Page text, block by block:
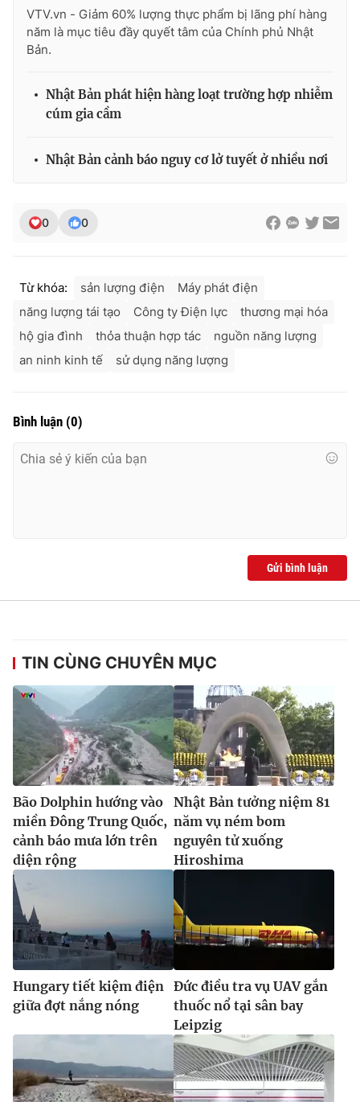
VTV.vn - Giảm 60% lượng thực phẩm bị lãng phí hàng
năm là mục tiêu đầy quyết tâm của Chính phủ Nhật
Bản.
Nhật Bản phát hiện hàng loạt trường hợp nhiễm
cúm gia cầm
Nhật Bản cảnh báo nguy cơ lở tuyết ở nhiều nơi
0 0
Từ khóa: sản lượng điện
Máy phát điện
năng lượng tái tạo
Công ty Điện lực
thương mại hóa
hộ gia đình
thỏa thuận hợp tác
nguồn năng lượng
an ninh kinh tế
sử dụng năng lượng
Bình luận (0)
Gửi bình luận
TIN CÙNG CHUYÊN MỤC
Bão Dolphin hướng vào
miền Đông Trung Quốc,
cảnh báo mưa lớn trên
diện rộng
Nhật Bản tưởng niệm 81
năm vụ ném bom
nguyên tử xuống
Hiroshima
Hungary tiết kiệm điện
giữa đợt nắng nóng
Đức điều tra vụ UAV gắn
thuốc nổ tại sân bay
Leipzig